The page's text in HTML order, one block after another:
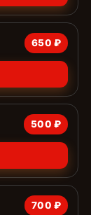
650 ₽
500 ₽
700 ₽